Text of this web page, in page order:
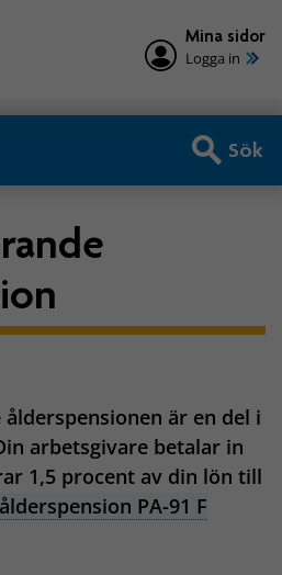
Mina sidor
Logga in
Sök
är en del i
arbetsgivare betalar in
1,5 procent av din lön till
PA-91 F